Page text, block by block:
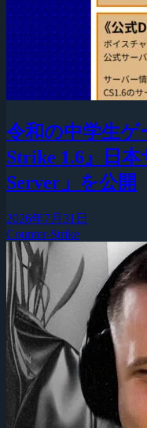
令和の中学生ゲ
Strike 1.6』日
Server」を公開
2026年7月31日
Counter-Strike